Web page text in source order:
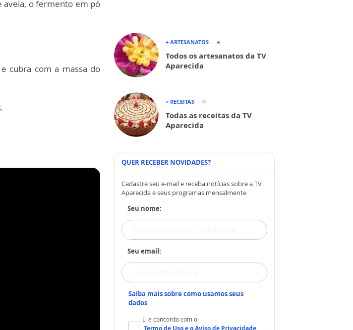
aveia, o fermento em pó
cubra com a massa do
+ ARTESANATOS
Todos os artesanatos da TV
Aparecida
+ RECEITAS
Todas as receitas da TV
Aparecida
QUER RECEBER NOVIDADES?
Cadastre seu e-mail e receba notícias sobre a TV
Aparecida e seus programas mensalmente
Seu nome:
Seu email:
Saiba mais sobre como usamos seus
dados
Li e concordo com o